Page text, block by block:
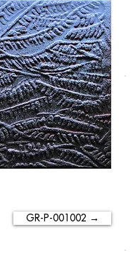
GR-P-001002 →